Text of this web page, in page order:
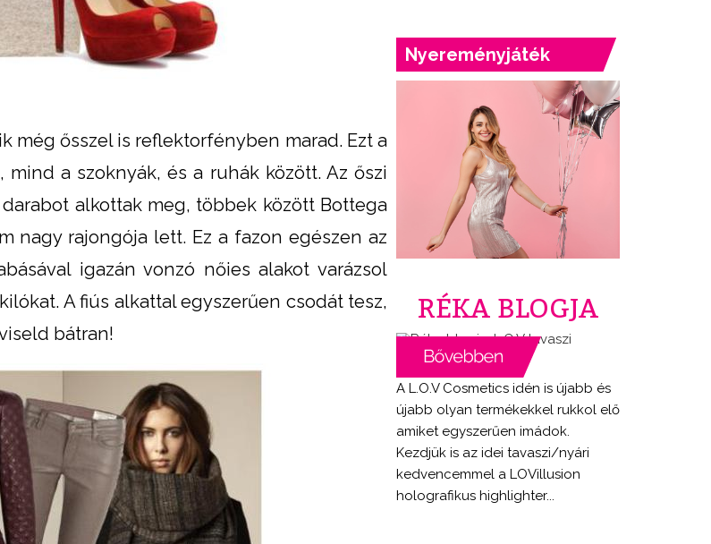
ősszel is reflektorfényben marad. Ezt a
a szoknyák, és a ruhák között. Az őszi
alkottak meg, többek között Bottega
nagy rajongója lett. Ez a fazon egészen az
igazán vonzó nőies alakot varázsol
A fiús alkattal egyszerűen csodát tesz,
bátran!
Nyereményjáték
RÉKA BLOGJA
A L.O.V Cosmetics idén is újabb és
újabb olyan termékekkel rukkol elő
amiket egyszerűen imádok.
Kezdjük is az idei tavaszi/nyári
kedvencemmel a LOVillusion
holografikus highlighter...